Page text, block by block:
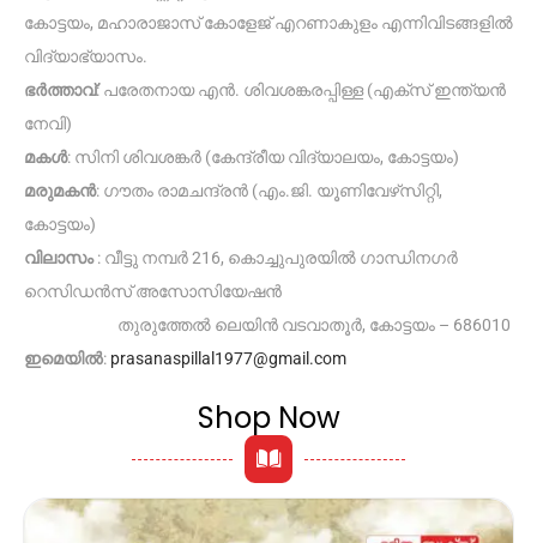
കോട്ടയം, മഹാരാജാസ് കോളേജ് എറണാകുളം എന്നിവിടങ്ങളിൽ
വിദ്യാഭ്യാസം.
ഭർത്താവ്: പരേതനായ എൻ. ശിവശങ്കരപ്പിള്ള (എക്‌സ് ഇന്ത്യൻ
നേവി)
മകൾ: സിനി ശിവശങ്കർ (കേന്ദ്രീയ വിദ്യാലയം, കോട്ടയം)
മരുമകൻ: ഗൗതം രാമചന്ദ്രൻ (എം.ജി. യൂണിവേഴ്‌സിറ്റി,
കോട്ടയം)
വിലാസം: വീട്ടു നമ്പർ 216, കൊച്ചുപുരയിൽ ഗാന്ധിനഗർ
റെസിഡൻസ് അസോസിയേഷൻ
തുരുത്തേൽ ലെയിൻ വടവാതൂർ, കോട്ടയം – 686010
ഇമെയിൽ: prasanaspillal1977@gmail.com
Shop Now